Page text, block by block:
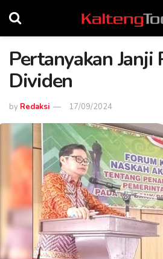
Pertanyakan Janji
Dividen
by Redaksi 17/09/2024